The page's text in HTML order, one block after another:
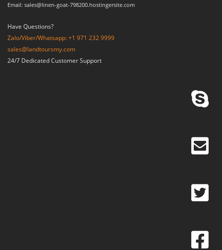
Email: sales@linen-goat-798200.hostingersite.com
Have Questions?
Zalo/Viber/Whatsapp: +1 971 232 9999
sales@landtoursmy.com
24/7 Dedicated Customer Support